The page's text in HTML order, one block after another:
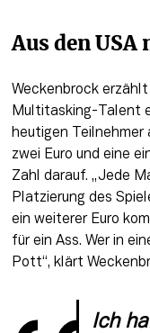
Aus den USA
Weckenbrock
Multitasking-Talent
heutigen Teilnehmer
zwei Euro und eine
Zahl darauf. „Jede
Platzierung des
ein weiterer Euro
für ein Ass. Wer in
Pott“, klärt
Ich